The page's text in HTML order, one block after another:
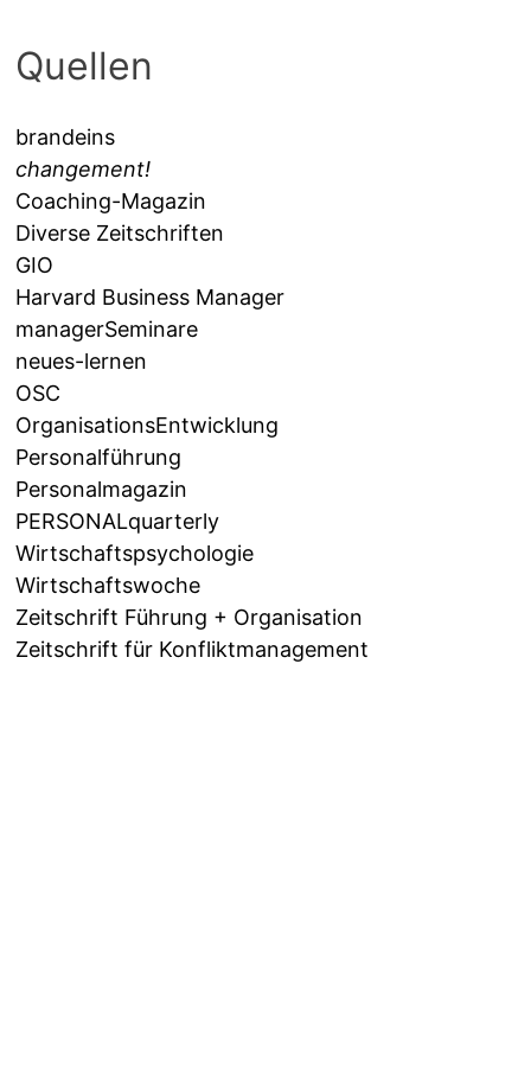
Quellen
brandeins
changement!
Coaching-Magazin
Diverse Zeitschriften
GIO
Harvard Business Manager
managerSeminare
neues-lernen
OSC
OrganisationsEntwicklung
Personalführung
Personalmagazin
PERSONALquarterly
Wirtschaftspsychologie
Wirtschaftswoche
Zeitschrift Führung + Organisation
Zeitschrift für Konfliktmanagement